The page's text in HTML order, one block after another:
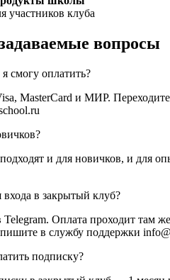
участников клуба
вопросы
смогу оплатить?
MasterСard и МИР.
и для новичков, и для
в закрытый клуб?
Оплата проходит там
в службу поддержки
подписку?